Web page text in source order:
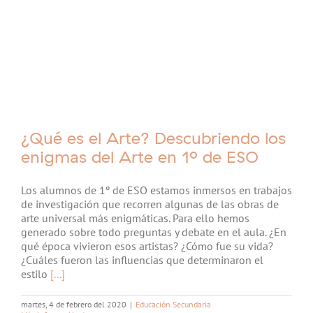
¿Qué es el Arte? Descubriendo los
enigmas del Arte en 1º de ESO
Los alumnos de 1º de ESO estamos inmersos en trabajos
de investigación que recorren algunas de las obras de
arte universal más enigmáticas. Para ello hemos
generado sobre todo preguntas y debate en el aula. ¿En
qué época vivieron esos artistas? ¿Cómo fue su vida?
¿Cuáles fueron las influencias que determinaron el
estilo [...]
martes, 4 de febrero del 2020 | Educación Secundaria